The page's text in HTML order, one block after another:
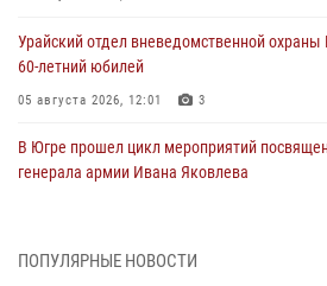
Урайский отдел вневедомственной охраны
60-летний юбилей
05 августа 2026, 12:01 3
В Югре прошел цикл мероприятий
генерала армии Ивана Яковлева
В Югре ОМОН Росгвардии оказал
ПОПУЛЯРНЫЕ НОВОСТИ